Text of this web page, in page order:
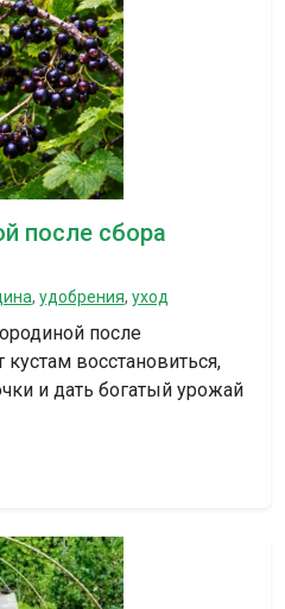
после сбора
, удобрения, уход
после
восстановиться,
и дать богатый урожай